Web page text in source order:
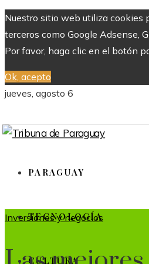
Nuestro sitio web utiliza cookies
terceros como Google Adsense,
Por favor, haga clic en el botón
Ok, acepto
jueves, agosto 6
PARAGUAY
TECNOLOGÍA
CULTURA
Inversiones y negocios